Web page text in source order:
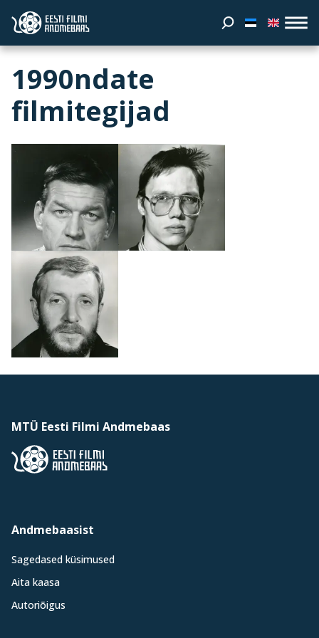
1990ndate
filmitegijad
MTÜ Eesti Filmi Andmebaas
Andmebaasist
Sagedased küsimused
Aita kaasa
Autoriõigus